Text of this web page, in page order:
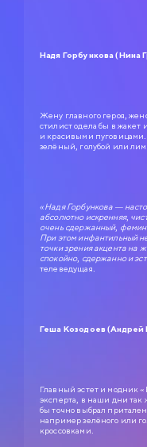
Надя Горбункова (Нина
Жену главного героя,
стилист одела бы в жакет
и красивыми
зелёный, голубой или
«Надя Горбункова —
абсолютно искренняя,
очень сдержанный,
При этом инфантильный
точки зрения акцента на
спокойно, сдержанно и
телеведущая.
Геша Козодоев
Главный эстет и модник
эксперта, в наши дни
бы точно выбрал
например зелёного или
кроссовками.